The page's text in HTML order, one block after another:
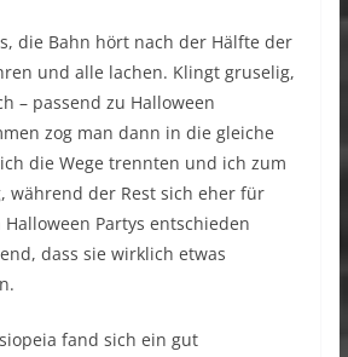
die Bahn hört nach der Hälfte der
und alle lachen. Klingt gruselig,
– passend zu Halloween
zog man dann in die gleiche
die Wege trennten und ich zum
während der Rest sich eher für
Partys entschieden
dass sie wirklich etwas
fand sich ein gut